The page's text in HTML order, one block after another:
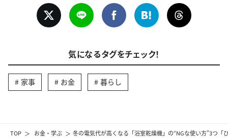
TOP お金・学ぶ 冬の電気代が高くなる「浴室乾燥機」の“NGな使い方”3つ「
気になるタグをチェック！
家事 お金 暮らし